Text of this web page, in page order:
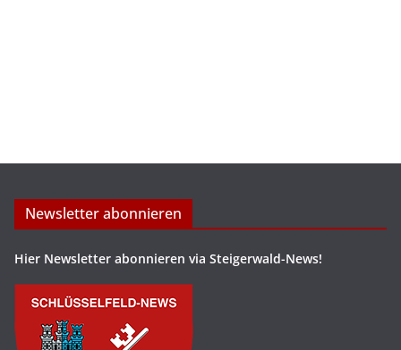
Newsletter abonnieren
Hier Newsletter abonnieren via Steigerwald-News!